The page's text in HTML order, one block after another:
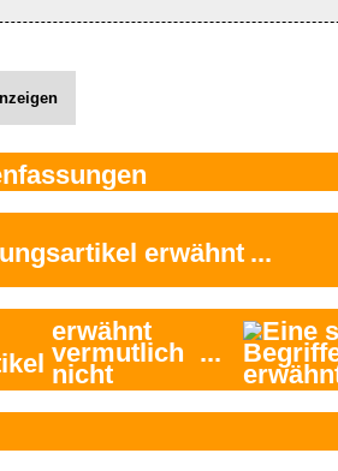
erwähnt ...
erwähnt
vermutlich
nicht
...